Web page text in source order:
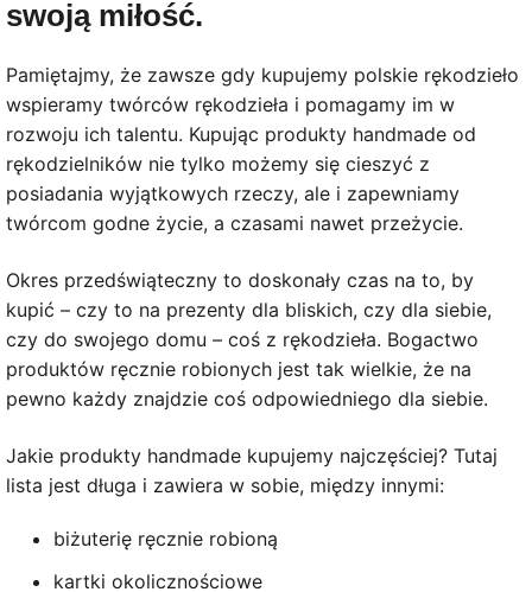
swoją miłość.
Pamiętajmy, że zawsze gdy kupujemy polskie rękodzieło
wspieramy twórców rękodzieła i pomagamy im w
rozwoju ich talentu. Kupując produkty handmade od
rękodzielników nie tylko możemy się cieszyć z
posiadania wyjątkowych rzeczy, ale i zapewniamy
twórcom godne życie, a czasami nawet przeżycie.
Okres przedświąteczny to doskonały czas na to, by
kupić – czy to na prezenty dla bliskich, czy dla siebie,
czy do swojego domu – coś z rękodzieła. Bogactwo
produktów ręcznie robionych jest tak wielkie, że na
pewno każdy znajdzie coś odpowiedniego dla siebie.
Jakie produkty handmade kupujemy najczęściej? Tutaj
lista jest długa i zawiera w sobie, między innymi:
biżuterię ręcznie robioną
kartki okolicznościowe